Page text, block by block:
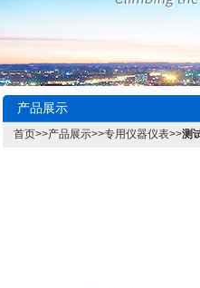
产品展示
首页>>产品展示>>专用仪器仪表>>测